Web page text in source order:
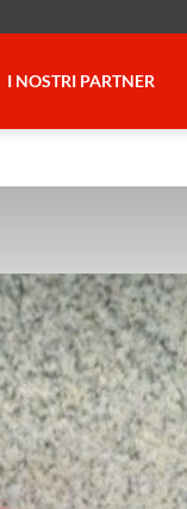
I NOSTRI PARTNER